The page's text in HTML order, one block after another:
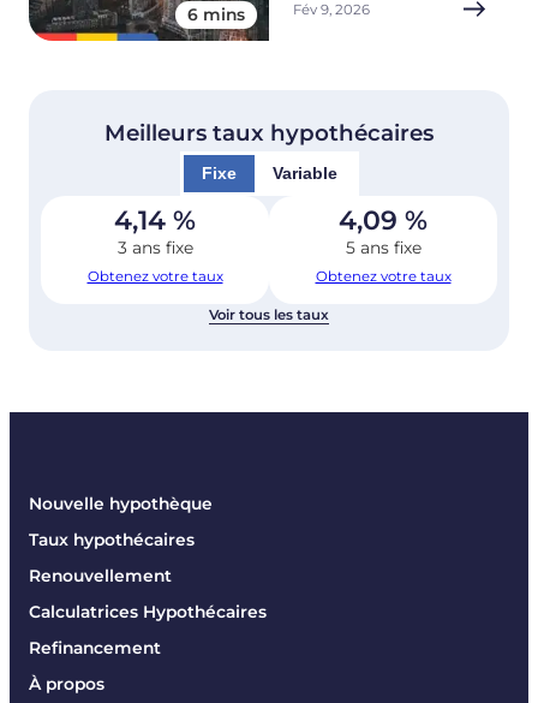
6 mins Fév 9, 2026
Meilleurs taux hypothécaires
Fixe Variable
4,14 %
3 ans fixe
Obtenez votre taux
4,09 %
5 ans fixe
Obtenez votre taux
Voir tous les taux
Nouvelle hypothèque
Taux hypothécaires
Renouvellement
Calculatrices Hypothécaires
Refinancement
À propos